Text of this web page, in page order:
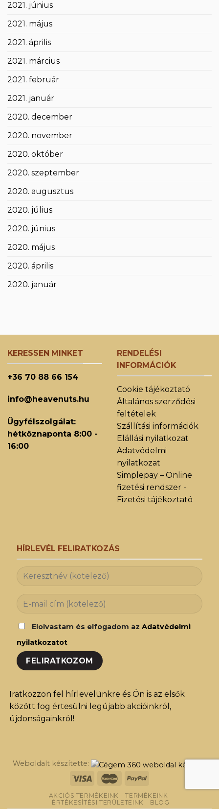
2021. június
2021. május
2021. április
2021. március
2021. február
2021. január
2020. december
2020. november
2020. október
2020. szeptember
2020. augusztus
2020. július
2020. június
2020. május
2020. április
2020. január
KERESSEN MINKET
+36 70 88 66 154
info@heavenuts.hu
Ügyfélszolgálat:
hétköznaponta 8:00 -
16:00
RENDELÉSI
INFORMÁCIÓK
Cookie tájékoztató
Általános szerződési
feltételek
Szállítási információk
Elállási nyilatkozat
Adatvédelmi
nyilatkozat
Simplepay – Online
fizetési rendszer -
Fizetési tájékoztató
HÍRLEVÉL FELIRATKOZÁS
Elolvastam és elfogadom az Adatvédelmi
nyilatkozatot
Iratkozzon fel hírlevelünkre és Ön is az elsők
között fog értesülni legújabb akcióinkról,
újdonságainkról!
Weboldalt készítette:
AKCIÓS TERMÉKEINK
TERMÉKEINK
ÉRTÉKESÍTÉSI TERÜLETEINK
BLOG